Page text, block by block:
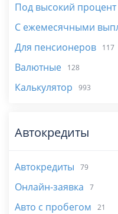
Под высокий процент
С ежемесячными
Для пенсионеров 117
Валютные 128
Калькулятор 993
Автокредиты
Автокредиты 79
Онлайн-заявка 7
Авто с пробегом 21